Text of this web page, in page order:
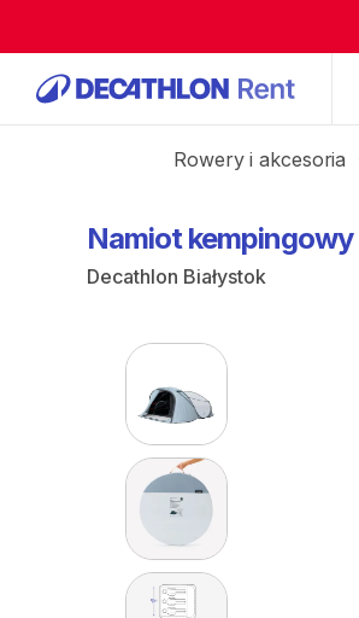
Rowery i akcesoria
Namiot kempingowy
Decathlon Białystok